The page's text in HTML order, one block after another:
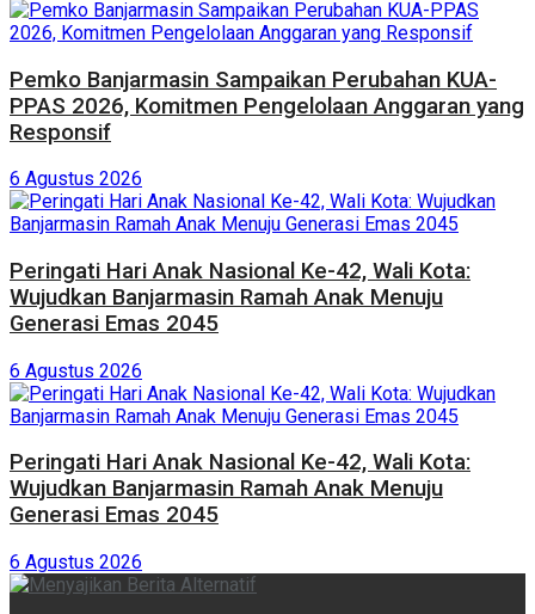
Pemko Banjarmasin Sampaikan Perubahan KUA-
PPAS 2026, Komitmen Pengelolaan Anggaran yang
Responsif
6 Agustus 2026
Peringati Hari Anak Nasional Ke-42, Wali Kota:
Wujudkan Banjarmasin Ramah Anak Menuju
Generasi Emas 2045
6 Agustus 2026
Peringati Hari Anak Nasional Ke-42, Wali Kota:
Wujudkan Banjarmasin Ramah Anak Menuju
Generasi Emas 2045
6 Agustus 2026